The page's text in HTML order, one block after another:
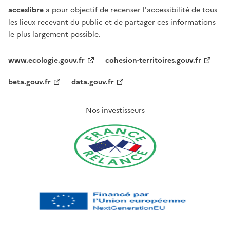
acceslibre a pour objectif de recenser l'accessibilité de tous
les lieux recevant du public et de partager ces informations
le plus largement possible.
www.ecologie.gouv.fr
cohesion-territoires.gouv.fr
beta.gouv.fr
data.gouv.fr
Nos investisseurs